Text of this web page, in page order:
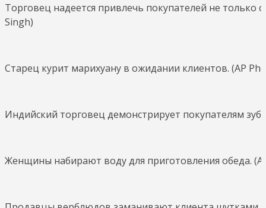
Торговец надеется привлечь покупателей не
Singh)
Старец курит марихуану в ожидании клиентов. (AP
Индийский торговец демонстрирует покупателям
Женщины набирают воду для приготовления обеда.